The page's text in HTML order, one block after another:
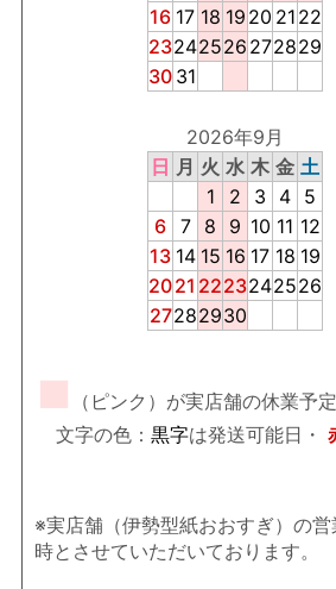
16 17 18 19 20 21 22
23242526 272829
30 31
2026年9月
日 月 火 水 木 金 土
1
2 3 4 5
6 7 8 9 10 11 12
13 14 15 16 17 18 19
2021 2223242526
27282930
■
（ピンク）が実店舗の休業予定
文字の色： 黒字は発送可能日・
※実店舗（伊勢型紙おおすぎ）の
時とさせていただいております。